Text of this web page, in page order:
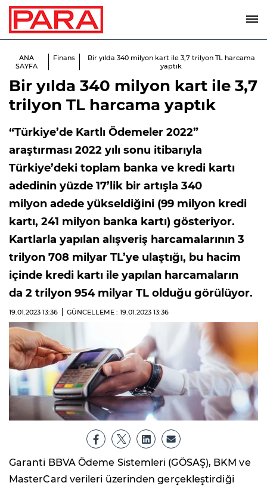
ANA
SAYFA
Finans
Bir yılda 340 milyon kart ile 3,7 trilyon TL harcama
yaptık
Bir yılda 340 milyon kart ile 3,7
trilyon TL harcama yaptık
“Türkiye’de Kartlı Ödemeler 2022”
araştırması 2022 yılı sonu itibarıyla
Türkiye’deki toplam banka ve kredi kartı
adedinin yüzde 17’lik bir artışla 340
milyon adede yükseldiğini (99 milyon kredi
kartı, 241 milyon banka kartı) gösteriyor.
Kartlarla yapılan alışveriş harcamalarının 3
trilyon 708 milyar TL’ye ulaştığı, bu hacim
içinde kredi kartı ile yapılan harcamaların
da 2 trilyon 954 milyar TL olduğu görülüyor.
19.01.2023 13:36 GÜNCELLEME : 19.01.2023 13:36
Garanti BBVA Ödeme Sistemleri (GÖSAŞ), BKM ve
MasterCard verileri üzerinden gerçekleştirdiği